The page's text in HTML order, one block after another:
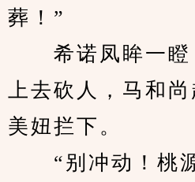
葬！”
希诺凤眸一瞪
上去砍人，马和
美妞拦下。
“别冲动！桃源